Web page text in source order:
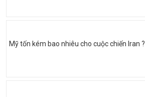
Mỹ tốn kém bao nhiêu cho cuộc chiến Iran ?